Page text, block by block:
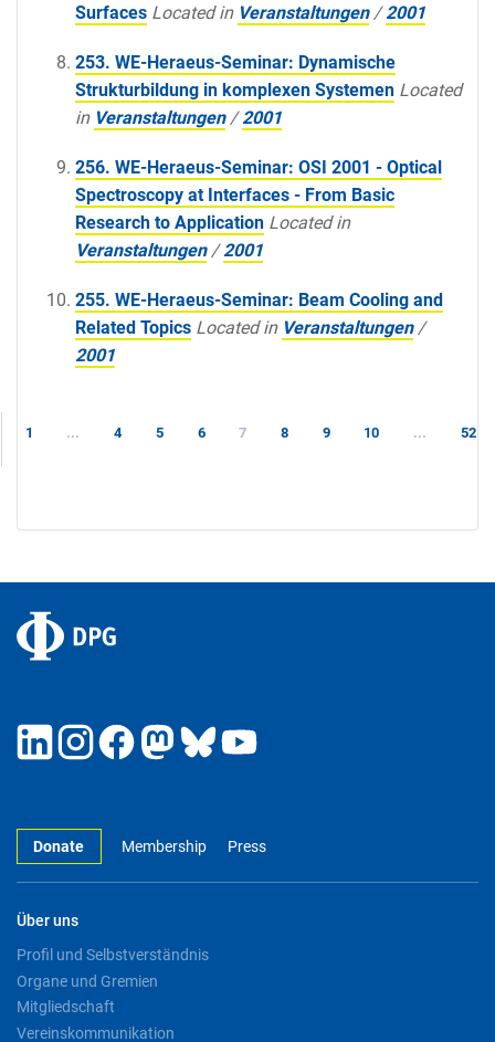
Surfaces Located in Veranstaltungen /2001
253. WE-Heraeus-Seminar: Dynamische
Strukturbildung in komplexen Systemen Located
in Veranstaltungen /2001
256. WE-Heraeus-Seminar: OSI 2001 - Optical
Spectroscopy at Interfaces - From Basic
Research to Application Located in
Veranstaltungen /2001
255. WE-Heraeus-Seminar: Beam Cooling and
Related Topics Located in Veranstaltungen /
2001
1 ... 4 5 6 7 8 9 10 ... 52
Donate Membership Press
Über uns
Profil und Selbstverständnis
Organe und Gremien
Mitgliedschaft
Vereinskommunikation